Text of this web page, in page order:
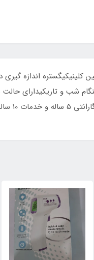
شب و تاریکیدارای
مواد